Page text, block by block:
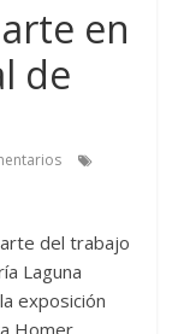
en
de
del trabajo
Laguna
exposición
Homer